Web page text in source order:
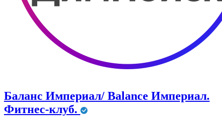
Баланс Империал/ Balance Империал.
Фитнес-клуб.